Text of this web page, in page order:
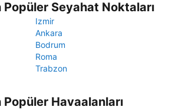
Popüler Seyahat Noktaları
Izmir
Ankara
Bodrum
Roma
Trabzon
Popüler Havaalanları